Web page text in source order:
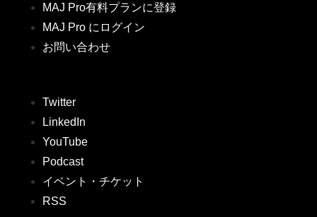
MAJ Pro有料プランに登録
MAJ Pro にログイン
お問い合わせ
Twitter
LinkedIn
YouTube
Podcast
イベント・チケット
RSS